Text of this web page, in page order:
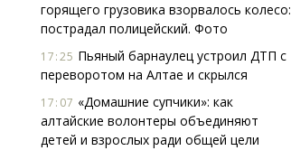
горящего грузовика взорвалось колесо:
пострадал полицейский. Фото
17:25 Пьяный барнаулец устроил ДТП с
переворотом на Алтае и скрылся
17:07 «Домашние супчики»: как
алтайские волонтеры объединяют
детей и взрослых ради общей цели